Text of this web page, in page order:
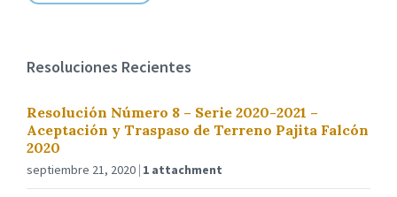
Resoluciones Recientes
Resolución Número 8 – Serie 2020-2021 –
Aceptación y Traspaso de Terreno Pajita Falcón
2020
septiembre 21, 2020 1 attachment